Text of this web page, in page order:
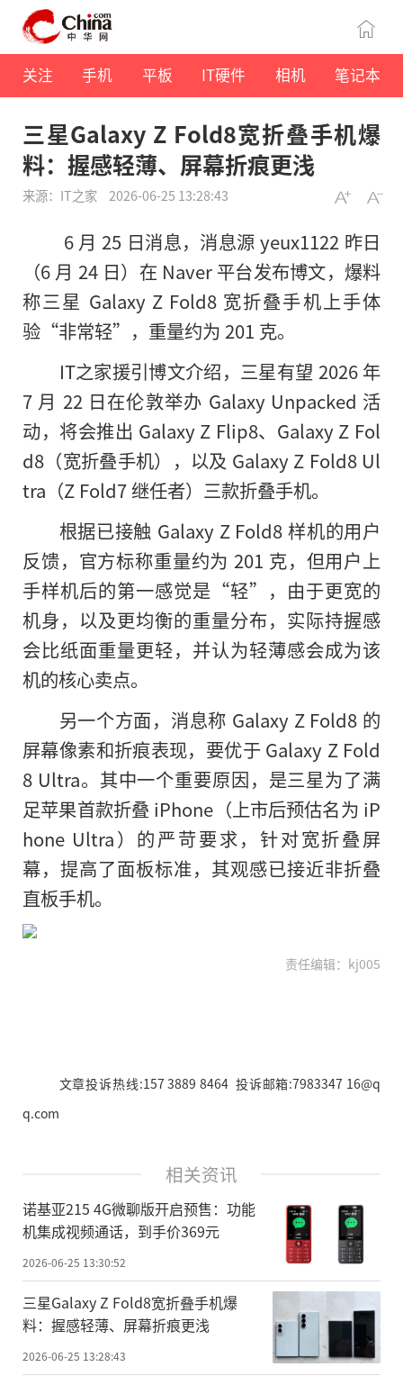
关注 手机 平板 IT硬件 相机 笔记本
三星Galaxy Z Fold8宽折叠手机爆
料：握感轻薄、屏幕折痕更浅
来源：IT之家 2026-06-25 13:28:43
6 月 25 日消息，消息源 yeux1122 昨日
（6 月 24 日）在 Naver 平台发布博文，爆料
称三星 Galaxy Z Fold8 宽折叠手机上手体
验“非常轻”，重量约为 201 克。
IT之家援引博文介绍，三星有望 2026 年
7 月 22 日在伦敦举办 Galaxy Unpacked 活
动，将会推出 Galaxy Z Flip8、Galaxy Z Fol
d8（宽折叠手机），以及 Galaxy Z Fold8 Ul
tra（Z Fold7 继任者）三款折叠手机。
根据已接触 Galaxy Z Fold8 样机的用户
反馈，官方标称重量约为 201 克，但用户上
手样机后的第一感觉是“轻”，由于更宽的
机身，以及更均衡的重量分布，实际持握感
会比纸面重量更轻，并认为轻薄感会成为该
机的核心卖点。
另一个方面，消息称 Galaxy Z Fold8 的
屏幕像素和折痕表现，要优于 Galaxy Z Fold
8 Ultra。其中一个重要原因，是三星为了满
足苹果首款折叠 iPhone（上市后预估名为 iP
hone Ultra）的严苛要求，针对宽折叠屏
幕，提高了面板标准，其观感已接近非折叠
直板手机。
责任编辑：kj005
文章投诉热线:157 3889 8464 投诉邮箱:7983347 16@q
q.com
相关资讯
诺基亚215 4G微聊版开启预售：功能
机集成视频通话，到手价369元
2026-06-25 13:30:52
三星Galaxy Z Fold8宽折叠手机爆
料：握感轻薄、屏幕折痕更浅
2026-06-25 13:28:43